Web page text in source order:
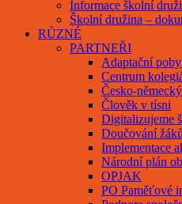
Informace školní
Školní družina –
RŮZNÉ
PARTNEŘI
Adaptační
Centrum
Česko-
Člověk v tísni
Digitalizujeme
Doučování
Implementace
Národní plán
OPJAK
PO Paměťové